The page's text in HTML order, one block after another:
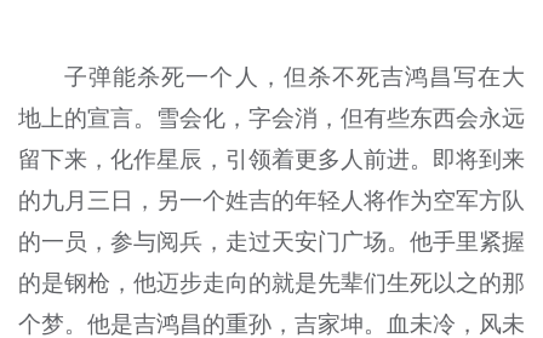
子弹能杀死一个人，但杀不死吉鸿昌写在大
地上的宣言。雪会化，字会消，但有些东西会永远
留下来，化作星辰，引领着更多人前进。即将到来
的九月三日，另一个姓吉的年轻人将作为空军方队
的一员，参与阅兵，走过天安门广场。他手里紧握
的是钢枪，他迈步走向的就是先辈们生死以之的那
个梦。他是吉鸿昌的重孙，吉家坤。血未冷，风未